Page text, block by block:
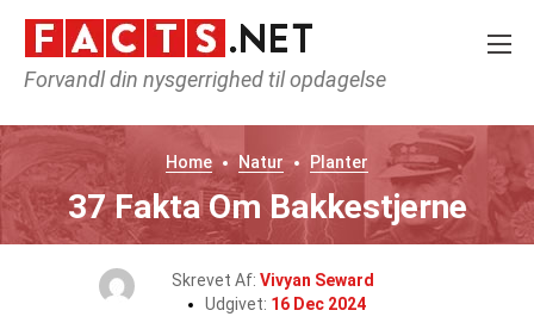
Forvandl din nysgerrighed til opdagelse
Home Natur Planter
37 Fakta Om Bakkestjerne
Skrevet Af: Vivyan Seward
Udgivet: 16 Dec 2024